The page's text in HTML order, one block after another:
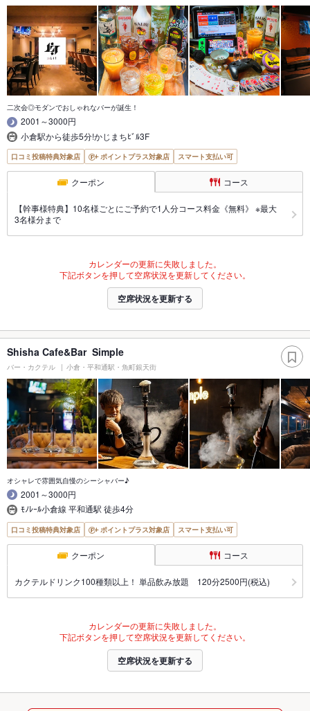
二次会◎モダンでおしゃれなバーが誕生！
2001～3000円
小倉駅から徒歩5分!かじまちﾋﾞﾙ3F
口コミ投稿特典対象店 ポイントプラス対象店 スマート支払い可
クーポン コース
【幹事様特典】10名様ごとにご予約で1人分コース料金《無料》 ※最大
3名様分まで
カレンダーの更新に失敗しました。
下記ボタンを押して空席状況を更新してください。
空席状況を更新する
Shisha Cafe&Bar Simple
バー・カクテル 小倉・平和通駅・魚町銀天街
オシャレで雰囲気自慢のシーシャバー♪
2001～3000円
ﾓﾉﾚｰﾙ小倉線 平和通駅 徒歩4分
口コミ投稿特典対象店 ポイントプラス対象店 スマート支払い可
クーポン コース
カクテルドリンク100種類以上！ 単品飲み放題 120分2500円(税込)
カレンダーの更新に失敗しました。
下記ボタンを押して空席状況を更新してください。
空席状況を更新する